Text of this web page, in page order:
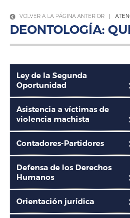
VOLVER A LA PÁGINA ANTERIOR|
DEONTOLOGÍA:
Ley de la Segunda
Oportunidad
Asistencia a víctimas de
violencia machista
Contadores-Partidores
Defensa de los Derechos
Humanos
Orientación jurídica